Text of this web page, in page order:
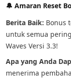
🔔 Amaran Reset
Berita Baik: Bonus
untuk semua
Waves Versi 3.3!
Apa yang Anda
menerima